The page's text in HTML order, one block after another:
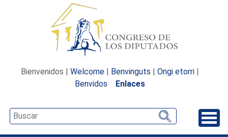
Bienvenidos | Welcome | Benvinguts | Ongi etorri |
Benvidos
Enlaces